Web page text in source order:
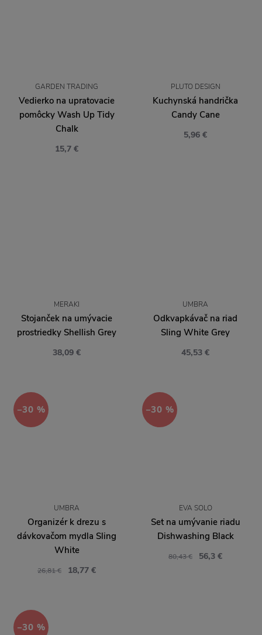
GARDEN TRADING
Vedierko na upratovacie
pomôcky Wash Up Tidy
Chalk
15,7 €
PLUTO DESIGN
Kuchynská handrička
Candy Cane
5,96 €
MERAKI
Stojanček na umývacie
prostriedky Shellish Grey
38,09 €
UMBRA
Odkvapkávač na riad
Sling White Grey
45,53 €
−30 %
UMBRA
Organizér k drezu s
dávkovačom mydla Sling
White
26,81 € 18,77 €
−30 %
EVA SOLO
Set na umývanie riadu
Dishwashing Black
80,43 € 56,3 €
−30 %